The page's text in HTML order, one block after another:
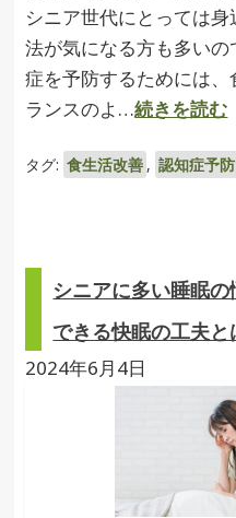
シニア世代にとっては
法が気になる方も多い
症を予防するためには
ランスのよ…続きを読む
タグ: 食生活改善 , 認知症予防
シニアに多い睡眠
できる快眠の工夫と
2024年6月4日